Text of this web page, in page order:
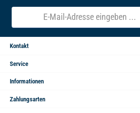
E-
Mail-
Adresse*
Kontakt
Service
Informationen
Zahlungsarten